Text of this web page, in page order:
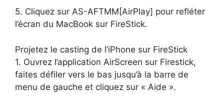
5. Cliquez sur AS-AFTMM[AirPlay] pour refléter
l’écran du MacBook sur FireStick.
Projetez le casting de l’iPhone sur FireStick
1. Ouvrez l’application AirScreen sur Firestick,
faites défiler vers le bas jusqu’à la barre de
menu de gauche et cliquez sur « Aide ».